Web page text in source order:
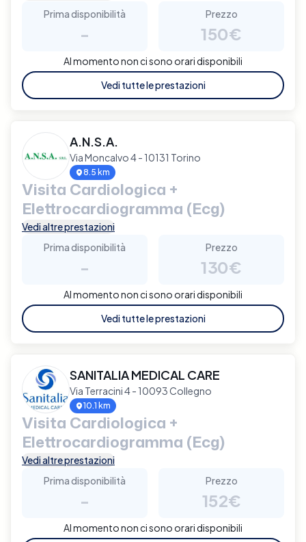
Prima disponibilità
-
Prezzo
150€
Al momento non ci sono orari disponibili
Vedi tutte le prestazioni
A.N.S.A.
Via Moncalvo 4 - 10131 Torino
8.5 km
Visita Cardiologica +
Elettrocardiogramma (Ecg)
Vedi altre prestazioni
Prima disponibilità
-
Prezzo
130€
Al momento non ci sono orari disponibili
Vedi tutte le prestazioni
SANITALIA MEDICAL CARE
Via Terracini 4 - 10093 Collegno
10.1 km
Visita Cardiologica +
Elettrocardiogramma (Ecg)
Vedi altre prestazioni
Prima disponibilità
-
Prezzo
152€
Al momento non ci sono orari disponibili